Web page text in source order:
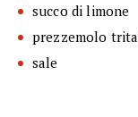
succo di limone
prezzemolo
sale